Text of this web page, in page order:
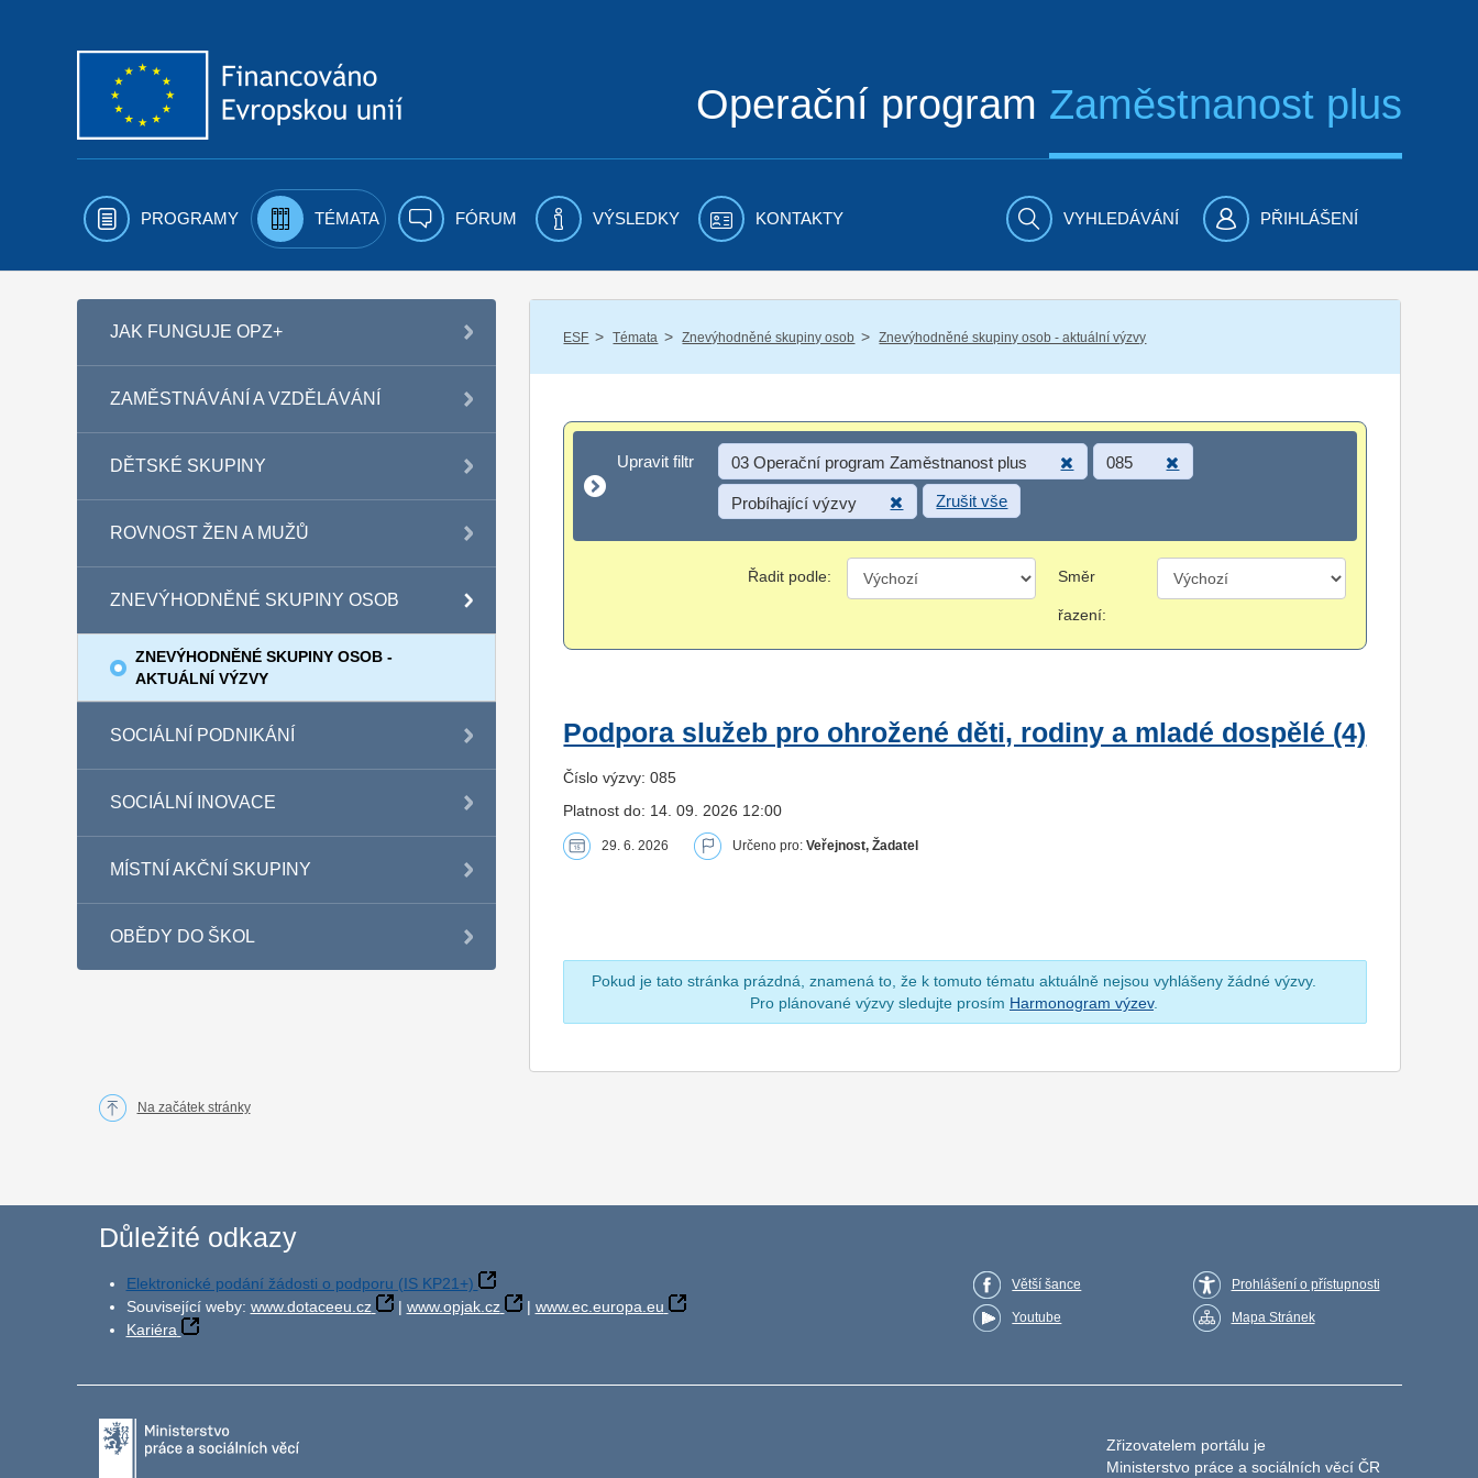
Operační program Zaměstnanost plus
PROGRAMY TÉMATA FÓRUM VÝSLEDKY KONTAKTY VYHLEDÁVÁNÍ PŘIHLÁŠENÍ
JAK FUNGUJE OPZ+
ZAMĚSTNÁVÁNÍ A VZDĚLÁVÁNÍ
DĚTSKÉ SKUPINY
ROVNOST ŽEN A MUŽŮ
ZNEVÝHODNĚNÉ SKUPINY OSOB
ZNEVÝHODNĚNÉ SKUPINY OSOB -
AKTUÁLNÍ VÝZVY
SOCIÁLNÍ PODNIKÁNÍ
SOCIÁLNÍ INOVACE
MÍSTNÍ AKČNÍ SKUPINY
OBĚDY DO ŠKOL
ESF / Témata / Znevýhodněné skupiny osob / Znevýhodněné skupiny osob - aktuální výzvy
Upravit filtr
Upravit filtr 03 Operační program Zaměstnanost plus 085
Probíhající výzvy Zrušit vše
Řadit podle: Směr
řazení:
Podpora služeb pro ohrožené děti, rodiny a mladé dospělé (4)
Číslo výzvy: 085
Platnost do: 14. 09. 2026 12:00
29. 6. 2026 Určeno pro:Veřejnost, Žadatel
Pokud je tato stránka prázdná, znamená to, že k tomuto tématu aktuálně nejsou vyhlášeny žádné výzvy.
Pro plánované výzvy sledujte prosím Harmonogram výzev.
Na začátek stránky
Důležité odkazy
Elektronické podání žádosti o podporu (IS KP21+)
Související weby: www.dotaceeu.cz | www.opjak.cz | www.ec.europa.eu
Kariéra
Větší šance
Youtube
Prohlášení o přístupnosti
Mapa Stránek
Zřizovatelem portálu je
Ministerstvo práce a sociálních věcí ČR